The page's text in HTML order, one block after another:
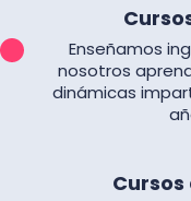
Enseñamos
nosotros
dinámicas